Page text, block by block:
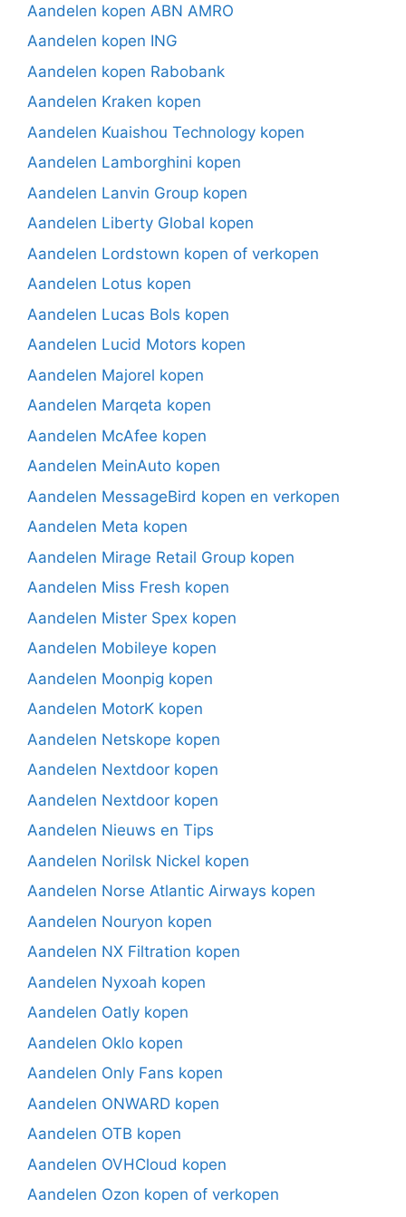
Aandelen kopen ABN AMRO
Aandelen kopen ING
Aandelen kopen Rabobank
Aandelen Kraken kopen
Aandelen Kuaishou Technology kopen
Aandelen Lamborghini kopen
Aandelen Lanvin Group kopen
Aandelen Liberty Global kopen
Aandelen Lordstown kopen of verkopen
Aandelen Lotus kopen
Aandelen Lucas Bols kopen
Aandelen Lucid Motors kopen
Aandelen Majorel kopen
Aandelen Marqeta kopen
Aandelen McAfee kopen
Aandelen MeinAuto kopen
Aandelen MessageBird kopen en verkopen
Aandelen Meta kopen
Aandelen Mirage Retail Group kopen
Aandelen Miss Fresh kopen
Aandelen Mister Spex kopen
Aandelen Mobileye kopen
Aandelen Moonpig kopen
Aandelen MotorK kopen
Aandelen Netskope kopen
Aandelen Nextdoor kopen
Aandelen Nextdoor kopen
Aandelen Nieuws en Tips
Aandelen Norilsk Nickel kopen
Aandelen Norse Atlantic Airways kopen
Aandelen Nouryon kopen
Aandelen NX Filtration kopen
Aandelen Nyxoah kopen
Aandelen Oatly kopen
Aandelen Oklo kopen
Aandelen Only Fans kopen
Aandelen ONWARD kopen
Aandelen OTB kopen
Aandelen OVHCloud kopen
Aandelen Ozon kopen of verkopen